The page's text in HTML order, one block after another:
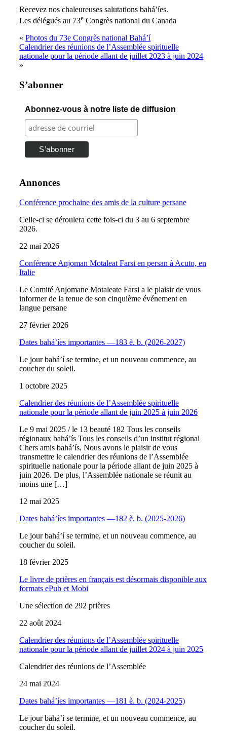
Recevez nos chaleureuses salutations bahá’íes.
Les délégués au 73e Congrès national du Canada
« Photos du 73e Congrès national Bahá’í
Calendrier des réunions de l’Assemblée spirituelle
nationale pour la période allant de juillet 2023 à juin 2024
»
S’abonner
Abonnez-vous à notre liste de diffusion
Annonces
Conférence prochaine des amis de la culture persane
Celle-ci se déroulera cette fois-ci du 3 au 6 septembre
2026.
22 mai 2026
Conférence Anjoman Motaleat Farsi en persan à Acuto, en
Italie
Le Comité Anjomane Motaleate Farsi a le plaisir de vous
informer de la tenue de son cinquième événement en
langue persane
27 février 2026
Dates bahá’íes importantes —183 è. b. (2026-2027)
Le jour bahá’í se termine, et un nouveau commence, au
coucher du soleil.
1 octobre 2025
Calendrier des réunions de l’Assemblée spirituelle
nationale pour la période allant de juin 2025 à juin 2026
Le 9 mai 2025 / le 13 beauté 182 Tous les conseils
régionaux bahá’ís Tous les conseils d’un institut régional
Chers amis bahá’ís, Nous avons le plaisir de vous
transmettre le calendrier des réunions de l’Assemblée
spirituelle nationale pour la période allant de juin 2025 à
juin 2026. De plus, l’Assemblée nationale se réunit au
moins une […]
12 mai 2025
Dates bahá’íes importantes —182 è. b. (2025-2026)
Le jour bahá’í se termine, et un nouveau commence, au
coucher du soleil.
18 février 2025
Le livre de prières en français est désormais disponible aux
formats ePub et Mobi
Une sélection de 292 prières
22 août 2024
Calendrier des réunions de l’Assemblée spirituelle
nationale pour la période allant de juillet 2024 à juin 2025
Calendrier des réunions de l’Assemblée
24 mai 2024
Dates bahá’íes importantes —181 è. b. (2024-2025)
Le jour bahá’í se termine, et un nouveau commence, au
coucher du soleil.